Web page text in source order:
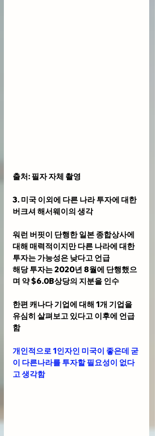
출처: 필자 자체 촬영
3. 미국 이외에 다른 나라 투자에 대한
버크셔 해서웨이의 생각
워런 버핏이 단행한 일본 종합상사에
대해 매력적이지만 다른 나라에 대한
투자는 가능성은 낮다고 언급
해당 투자는 2020년 8월에 단행했으
며 약 $6.0B상당의 지분을 인수
한편 캐나다 기업에 대해 1개 기업을
유심히 살펴보고 있다고 이후에 언급
함
개인적으로 1인자인 미국이 좋은데 굳
이 다른나라를 투자할 필요성이 없다
고 생각함